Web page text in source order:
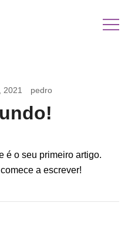
2021 pedro
é o seu primeiro artigo.
a escrever!